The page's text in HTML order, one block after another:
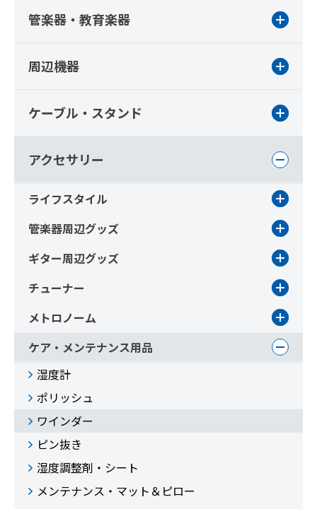
管楽器・教育楽器
周辺機器
ケーブル・スタンド
アクセサリー
ライフスタイル
管楽器周辺グッズ
ギター周辺グッズ
チューナー
メトロノーム
ケア・メンテナンス用品
湿度計
ポリッシュ
ワインダー
ピン抜き
湿度調整剤・シート
メンテナンス・マット＆ピロー